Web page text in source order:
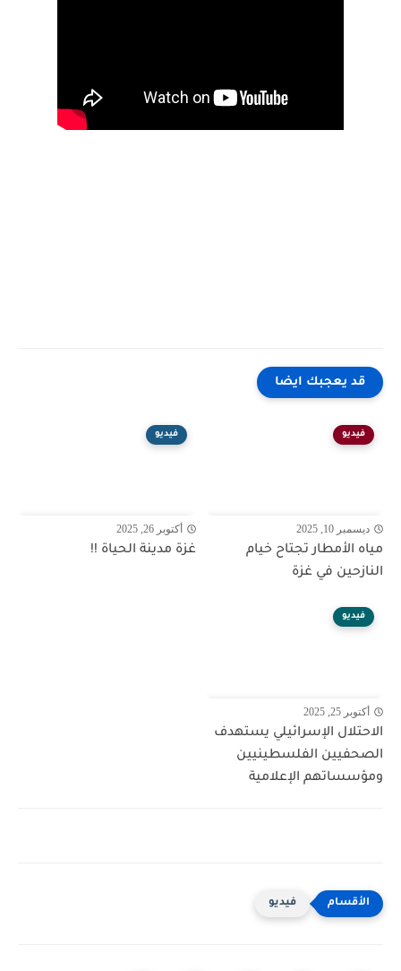
قد يعجبك ايضا
فيديو
ديسمبر 10, 2025
مياه الأمطار تجتاح خيام
النازحين في غزة
فيديو
أكتوبر 26, 2025
غزة مدينة الحياة !!
فيديو
أكتوبر 25, 2025
الاحتلال الإسرائيلي يستهدف
الصحفيين الفلسطينيين
ومؤسساتهم الإعلامية
فيديو